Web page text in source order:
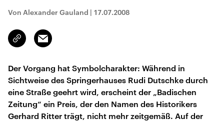
Von Alexander Gauland | 17.07.2008
Link
kopieren/teilen
Email
Der Vorgang hat Symbolcharakter: Während in
Sichtweise des Springerhauses Rudi Dutschke durch
eine Straße geehrt wird, erscheint der „Badischen
Zeitung“ ein Preis, der den Namen des Historikers
Gerhard Ritter trägt, nicht mehr zeitgemäß. Auf der